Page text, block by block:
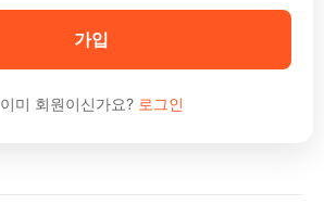
가입
이미 회원이신가요? 로그인